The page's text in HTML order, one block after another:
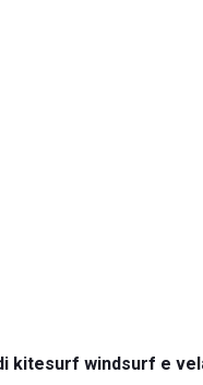
kitesurf windsurf e